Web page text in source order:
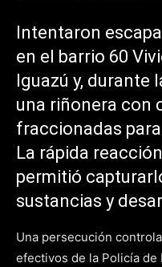
Intentaron
en el barrio 60
Iguazú y, durante
una riñonera con
fraccionadas
La rápida
permitió
sustancias y
Una persecución
efectivos de la Policía